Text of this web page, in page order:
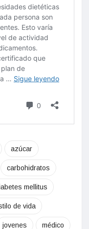
azúcar
carbohidratos
mellitus
de vida
jovenes médico